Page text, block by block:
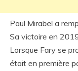
Paul Mirabel a
Sa victoire en
Lorsque Fary se
était en première